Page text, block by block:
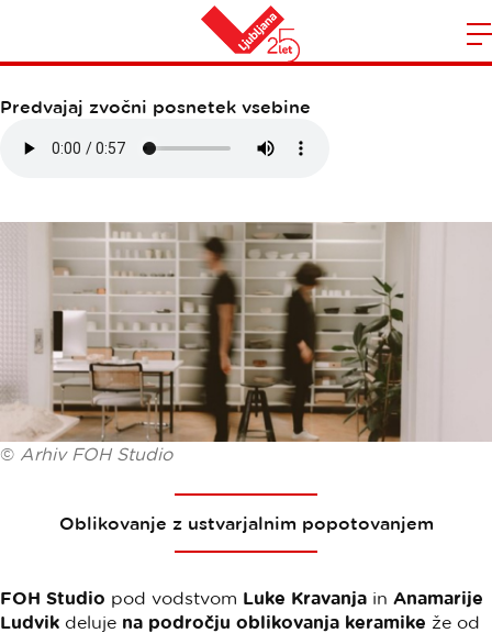
Domov
FOH STUDIO
Predvajaj zvočni posnetek vsebine
© Arhiv FOH Studio
Oblikovanje z ustvarjalnim popotovanjem
FOH Studio pod vodstvom Luke Kravanja in Anamarije
Ludvik deluje na področju oblikovanja keramike že od